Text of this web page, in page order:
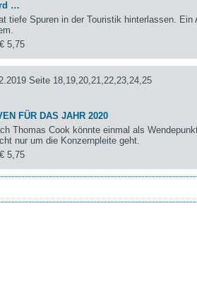
…
tiefe Spuren in der Touristik hinterlassen.
€ 5,75
Seite 18,19,20,21,22,23,24,25
FÜR DAS JAHR 2020
Thomas Cook könnte einmal als
nur um die Konzernpleite geht.
€ 5,75